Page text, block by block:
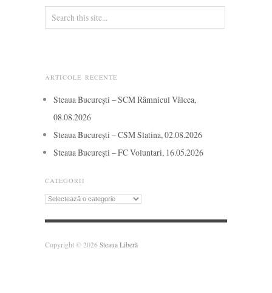
ARTICOLE RECENTE
Steaua București – SCM Râmnicul Vâlcea,
08.08.2026
Steaua București – CSM Slatina, 02.08.2026
Steaua București – FC Voluntari, 16.05.2026
CATEGORII
Categorii
Copyright © 2026 Steaua Liberă